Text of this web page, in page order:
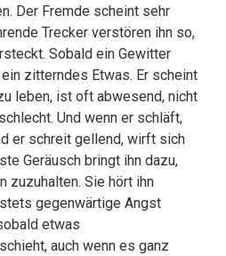
Der Fremde scheint sehr
Trecker verstören ihn so,
Sobald ein Gewitter
zitterndes Etwas. Er scheint
leben, ist oft abwesend, nicht
Und wenn er schläft,
er schreit gellend, wirft sich
Geräusch bringt ihn dazu,
zuzuhalten. Sie hört ihn
gegenwärtige Angst
etwas
auch wenn es ganz